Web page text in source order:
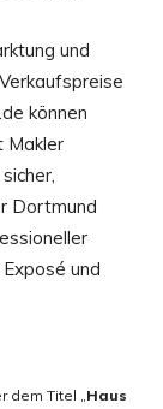
und
können
Makler
Dortmund
und
Titel „ Haus